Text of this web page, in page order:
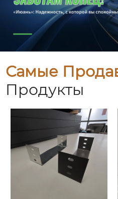
Самые
Продукты